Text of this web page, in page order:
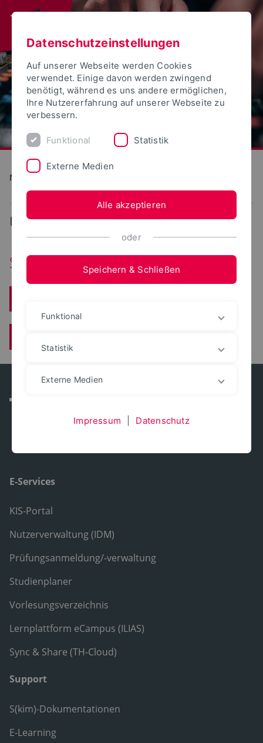
Medien und Kultur
... Studieninhalte
Studieninhalte
E-Services
KIS-Portal
Nutzerverwaltung (IDM)
Prüfungsanmeldung/-verwaltung
Studienplaner
Vorlesungsverzeichnis
Lernplattform eCampus (ILIAS)
Sync & Share (TH-Cloud)
Support
S(kim)-Dokumentationen
E-Learning
Datenschutzeinstellungen
Auf unserer Webseite werden Cookies
verwendet. Einige davon werden zwingend
benötigt, während es uns andere ermöglichen,
Ihre Nutzererfahrung auf unserer Webseite zu
verbessern.
Funktional Statistik
Externe Medien
Alle akzeptieren
oder
Speichern & Schließen
Funktional
Statistik
Externe Medien
Impressum Datenschutz